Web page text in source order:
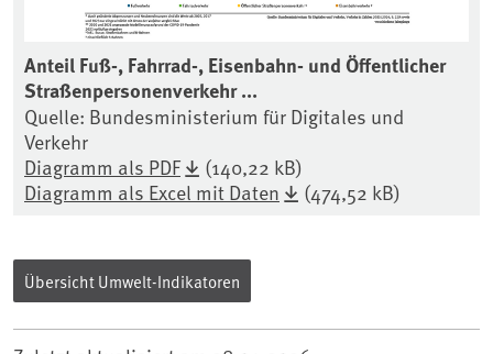
Anteil Fuß-, Fahrrad-, Eisenbahn- und Öffentlicher
Straßenpersonenverkehr ...
Quelle: Bundesministerium für Digitales und
Verkehr
Diagramm als PDF
(140,22 kB)
Diagramm als Excel mit Daten
(474,52 kB)
Übersicht Umwelt-Indikatoren